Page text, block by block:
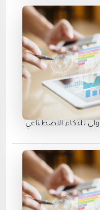
للذكاء الاصطناعي